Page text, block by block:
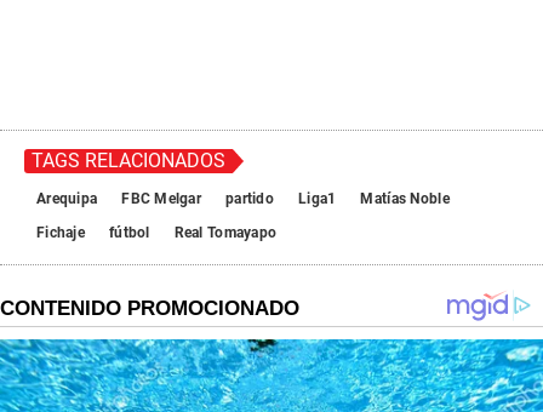
TAGS RELACIONADOS
Arequipa FBC Melgar partido Liga1
Matías Noble
Fichaje
fútbol Real Tomayapo